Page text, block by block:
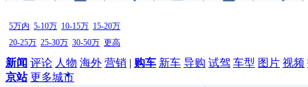
5万内 5-10万 10-15万 15-20万
20-25万 25-30万 30-50万 更高
新闻 评论 人物 海外 营销 | 购车 新车 导购 试驾 车型 图片 视频
京站 更多城市